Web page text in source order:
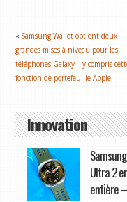
«Samsung Wallet obtient deux
grandes mises à niveau pour les
téléphones Galaxy – y compris
fonction de portefeuille Apple
Innovation
Ultra 2
entière